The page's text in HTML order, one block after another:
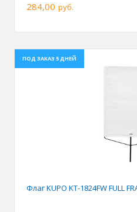
284,00 руб.
ПОД ЗАКАЗ 5 ДНЕЙ
Флаг KUPO KT-1824FW FULL